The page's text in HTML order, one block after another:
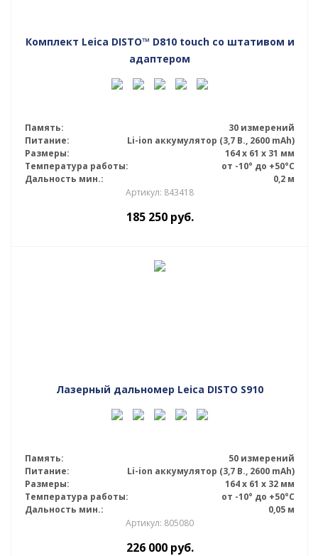
Комплект Leica DISTO™ D810 touch со штативом и
адаптером
Память:
30 измерений
Питание:
Li-ion аккумулятор (3,7 В., 2600 mAh)
Размеры:
164 х 61 х 31 мм
Температура работы:
от -10° до +50°С
Дальность мин.:
0,2 м
Артикул: 843418
185 250руб.
Лазерный дальномер Leica DISTO S910
Память:
50 измерений
Питание:
Li-ion аккумулятор (3,7 В., 2600 mAh)
Размеры:
164 x 61 x 32 мм
Температура работы:
от -10° до +50°С
Дальность мин.:
0,05 м
Артикул: 805080
226 000руб.